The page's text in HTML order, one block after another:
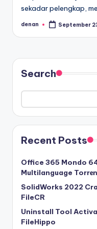
sekadar pelengkap,
Posted
denan September
Search
Recent Posts
Office 365 Mondo
Multilanguage
SolidWorks 2022
FileCR
Uninstall Tool
FileHippo